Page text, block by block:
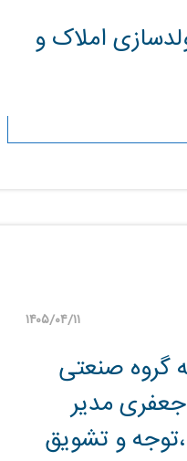
املاک و
۱۴۰۵/۰۴/۱۱
گروه صنعتی
مدیر
و تشویق